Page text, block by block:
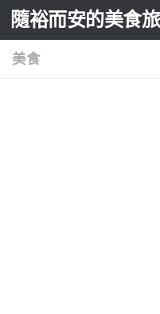
Skip to content
隨裕而安的美食
美食